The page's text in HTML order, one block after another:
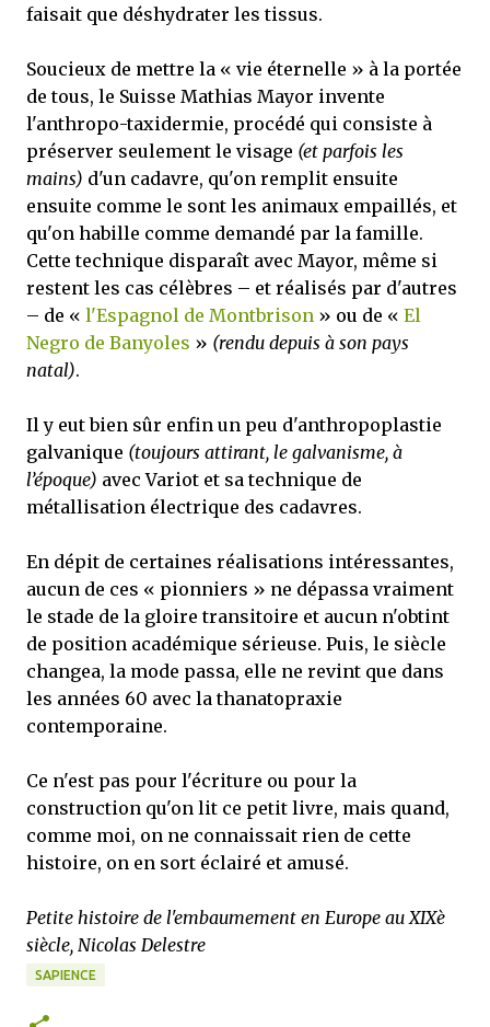
faisait que déshydrater les tissus.
Soucieux de mettre la « vie éternelle » à la portée
de tous, le Suisse Mathias Mayor invente
l'anthropo-taxidermie, procédé qui consiste à
préserver seulement le visage (et parfois les
mains) d'un cadavre, qu'on remplit ensuite
ensuite comme le sont les animaux empaillés, et
qu'on habille comme demandé par la famille.
Cette technique disparaît avec Mayor, même si
restent les cas célèbres – et réalisés par d'autres
– de « l'Espagnol de Montbrison » ou de « El
Negro de Banyoles » (rendu depuis à son pays
natal).
Il y eut bien sûr enfin un peu d'anthropoplastie
galvanique (toujours attirant, le galvanisme, à
l’époque) avec Variot et sa technique de
métallisation électrique des cadavres.
En dépit de certaines réalisations intéressantes,
aucun de ces « pionniers » ne dépassa vraiment
le stade de la gloire transitoire et aucun n'obtint
de position académique sérieuse. Puis, le siècle
changea, la mode passa, elle ne revint que dans
les années 60 avec la thanatopraxie
contemporaine.
Ce n'est pas pour l'écriture ou pour la
construction qu'on lit ce petit livre, mais quand,
comme moi, on ne connaissait rien de cette
histoire, on en sort éclairé et amusé.
Petite histoire de l'embaumement en Europe au XIXè
siècle, Nicolas Delestre
SAPIENCE